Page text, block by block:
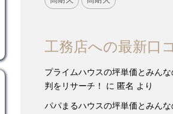
工務店への最新口
プライムハウスの坪単価とみん
判をリサーチ！
に 匿名 より
パパまるハウスの坪単価とみん